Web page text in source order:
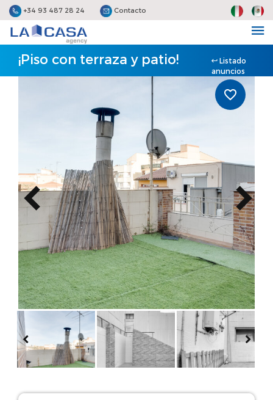
+34 93 487 28 24 Contacto
¡Piso con terraza y patio!
Listado
anuncios